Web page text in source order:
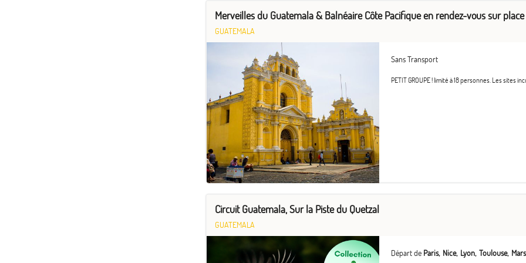
susceptibles d'être acheminées par voie
compagnie aérienne).
Merveilles du Guatemala & Balnéaire Côte Pacifique en rendez-vous sur
GUATEMALA
Sans Transport
PETIT GROUPE ! limité à 18 personnes. Les sites
Circuit Guatemala, Sur la Piste du Quetzal
GUATEMALA
Départ de Paris Nice Lyon Toulouse